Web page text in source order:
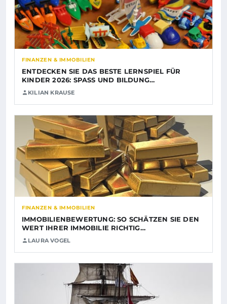
FINANZEN & IMMOBILIEN
ENTDECKEN SIE DAS BESTE LERNSPIEL FÜR
KINDER 2026: SPASS UND BILDUNG…
KILIAN KRAUSE
FINANZEN & IMMOBILIEN
IMMOBILIENBEWERTUNG: SO SCHÄTZEN SIE DEN
WERT IHRER IMMOBILIE RICHTIG…
LAURA VOGEL